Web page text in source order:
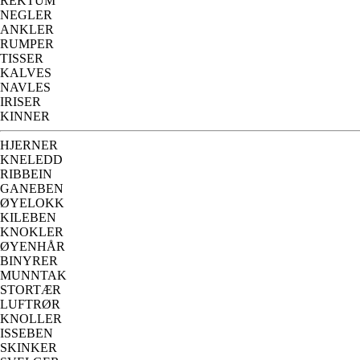
NEGLER
ANKLER
RUMPER
TISSER
KALVES
NAVLES
IRISER
KINNER
HJERNER
KNELEDD
RIBBEIN
GANEBEN
ØYELOKK
KILEBEN
KNOKLER
ØYENHÅR
BINYRER
MUNNTAK
STORTÆR
LUFTRØR
KNOLLER
ISSEBEN
SKINKER